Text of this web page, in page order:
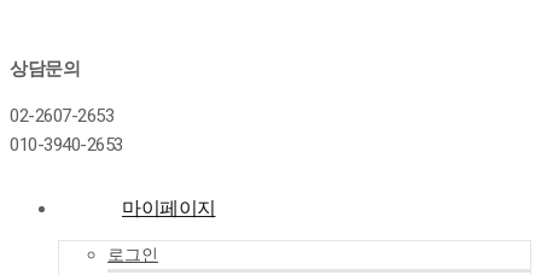
상담문의
02-2607-2653
010-3940-2653
마이페이지
로그인